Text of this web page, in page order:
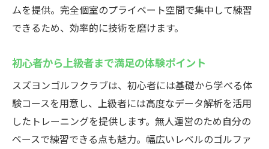
ムを提供。完全個室のプライベート空間で集中して練習
できるため、効率的に技術を磨けます。
初心者から上級者まで満足の体験ポイント
スズヨンゴルフクラブは、初心者には基礎から学べる体
験コースを用意し、上級者には高度なデータ解析を活用
したトレーニングを提供します。無人運営のため自分の
ペースで練習できる点も魅力。幅広いレベルのゴルファ